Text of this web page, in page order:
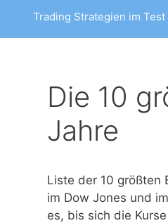
Trading Strategien im Test
Die 10
Jahre
Liste der 10 größten
im Dow Jones und
es, bis sich die